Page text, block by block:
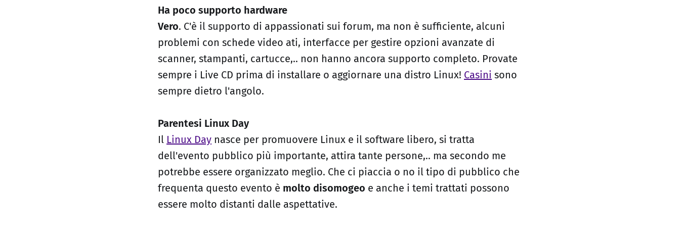
Ha poco supporto hardware
Vero. C'è il supporto di appassionati sui forum, ma non è sufficiente, alcuni
problemi con schede video ati, interfacce per gestire opzioni avanzate di
scanner, stampanti, cartucce,.. non hanno ancora supporto completo. Provate
sempre i Live CD prima di installare o aggiornare una distro Linux! Casini sono
sempre dietro l'angolo.
Parentesi Linux Day
Il Linux Day nasce per promuovere Linux e il software libero, si tratta
dell'evento pubblico più importante, attira tante persone,.. ma secondo me
potrebbe essere organizzato meglio. Che ci piaccia o no il tipo di pubblico che
frequenta questo evento è molto disomogeo e anche i temi trattati possono
essere molto distanti dalle aspettative.